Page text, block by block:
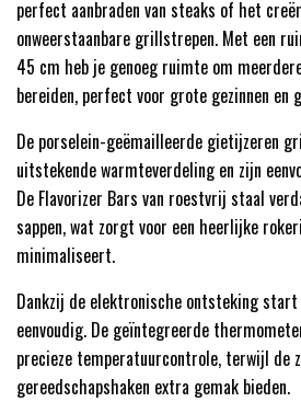
perfect aanbraden van steaks of het
onweerstaanbare grillstrepen. Met een
45 cm heb je genoeg ruimte om
bereiden, perfect voor grote gezinnen en
De porselein-geëmailleerde gietijzeren
uitstekende warmteverdeling en zijn
De Flavorizer Bars van roestvrij staal
sappen, wat zorgt voor een heerlijke
minimaliseert.
Dankzij de elektronische ontsteking start
eenvoudig. De geïntegreerde
precieze temperatuurcontrole, terwijl de
gereedschapshaken extra gemak bieden.